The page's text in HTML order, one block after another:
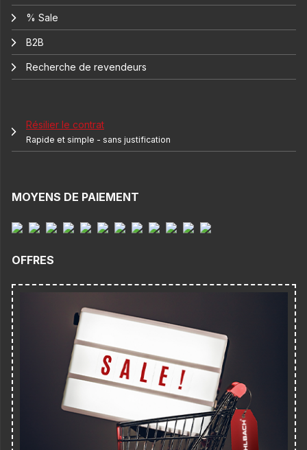
% Sale
B2B
Recherche de revendeurs
Résilier le contrat
Rapide et simple - sans justification
MOYENS DE PAIEMENT
OFFRES